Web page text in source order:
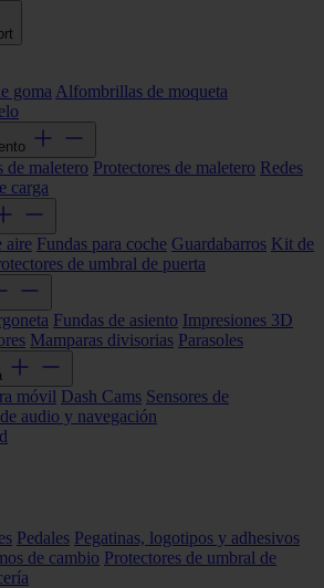
goma Alfombrillas de moqueta
de maletero Protectores de maletero Redes
carga
aire Fundas para coche Guardabarros Kit de
de umbral de puerta
Fundas de asiento Impresiones 3D
Mamparas divisorias Parasoles
móvil Dash Cams Sensores de
audio y navegación
Pedales Pegatinas, logotipos y adhesivos
de cambio Protectores de umbral de